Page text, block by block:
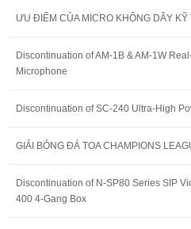
ƯU ĐIỂM CỦA MICRO KHÔNG DÂY KỸ
Discontinuation of AM-1B & AM-1W
Microphone
Discontinuation of SC-240 Ultra-High
GIẢI BÓNG ĐÁ TOA CHAMPIONS
Discontinuation of N-SP80 Series SIP
400 4-Gang Box